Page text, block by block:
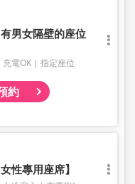
男女隔壁的座位
充電OK 指定座位
約
性專用座席】